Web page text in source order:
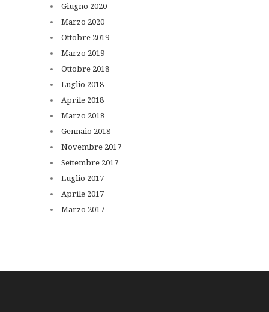
Giugno 2020
Marzo 2020
Ottobre 2019
Marzo 2019
Ottobre 2018
Luglio 2018
Aprile 2018
Marzo 2018
Gennaio 2018
Novembre 2017
Settembre 2017
Luglio 2017
Aprile 2017
Marzo 2017